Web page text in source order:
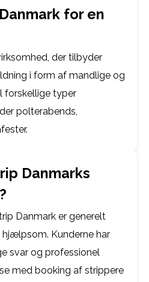
for en
der tilbyder
i form af mandlige og
forskellige typer
polterabends,
Danmarks
Danmark er generelt
Kunderne har
svar og professionel
med booking af strippere